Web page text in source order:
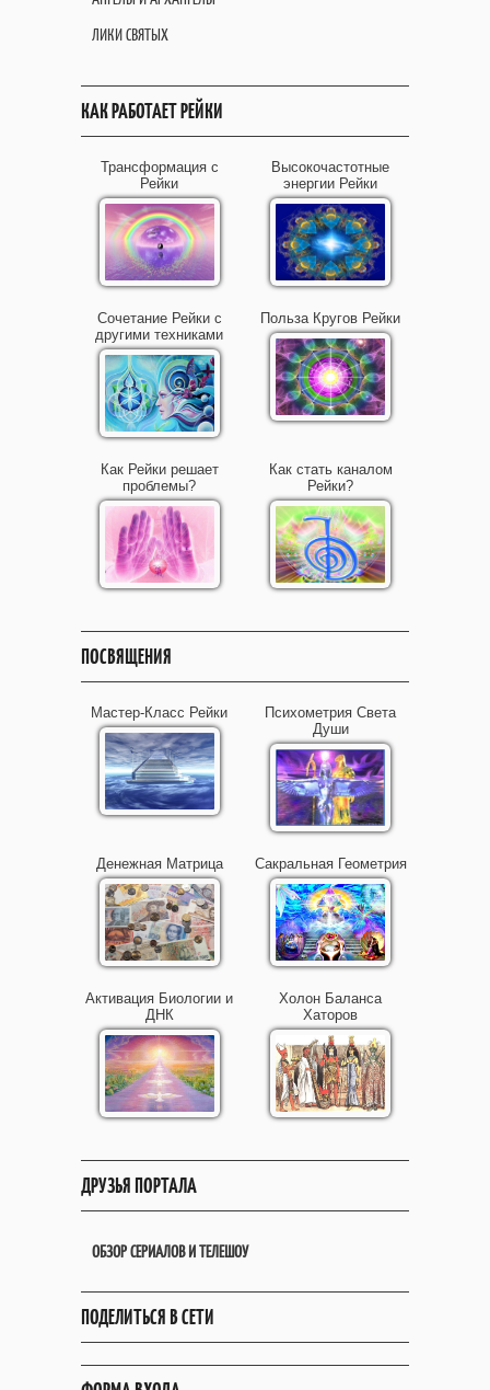
ЛИКИ СВЯТЫХ
КАК РАБОТАЕТ РЕЙКИ
Трансформация с
Рейки
Высокочастотные
энергии Рейки
Сочетание Рейки с
другими техниками
Польза Кругов Рейки
Как Рейки решает
проблемы?
Как стать каналом
Рейки?
ПОСВЯЩЕНИЯ
Мастер-Класс Рейки
Психометрия Света
Души
Денежная Матрица Сакральная Геометрия
Активация Биологии и
ДНК
Холон Баланса
Хаторов
ДРУЗЬЯ ПОРТАЛА
ОБЗОР СЕРИАЛОВ И ТЕЛЕШОУ
ПОДЕЛИТЬСЯ В СЕТИ